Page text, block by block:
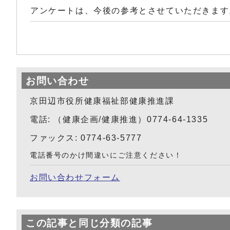
アンケートは、今後の参考とさせていただきま
お問い合わせ
京田辺市役所健康福祉部健康推進課
電話: （健康企画/健康推進）0774-64-1335
ファックス: 0774-63-5777
電話番号のかけ間違いにご注意ください！
お問い合わせフォーム
この記事と同じ分類の記事